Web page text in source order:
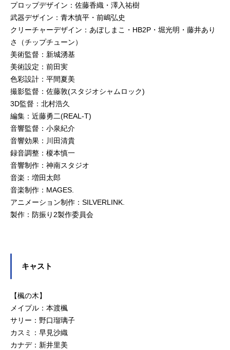
プロップデザイン：佐藤香織・澤入祐樹
武器デザイン：青木慎平・前嶋弘史
クリーチャーデザイン：あぼしまこ・HB2P・堀光明・藤井あり
さ（チップチューン）
美術監督：新城湧基
美術設定：前田実
色彩設計：平間夏美
撮影監督：佐藤敦(スタジオシャムロック)
3D監督：北村浩久
編集：近藤勇二(REAL-T)
音響監督：小泉紀介
音響効果：川田清貴
録音調整：榎本慎一
音響制作：神南スタジオ
音楽：増田太郎
音楽制作：MAGES.
アニメーション制作：SILVERLINK.
製作：防振り2製作委員会
キャスト
【楓の木】
メイプル：本渡楓
サリー：野口瑠璃子
カスミ：早見沙織
カナデ：新井里美